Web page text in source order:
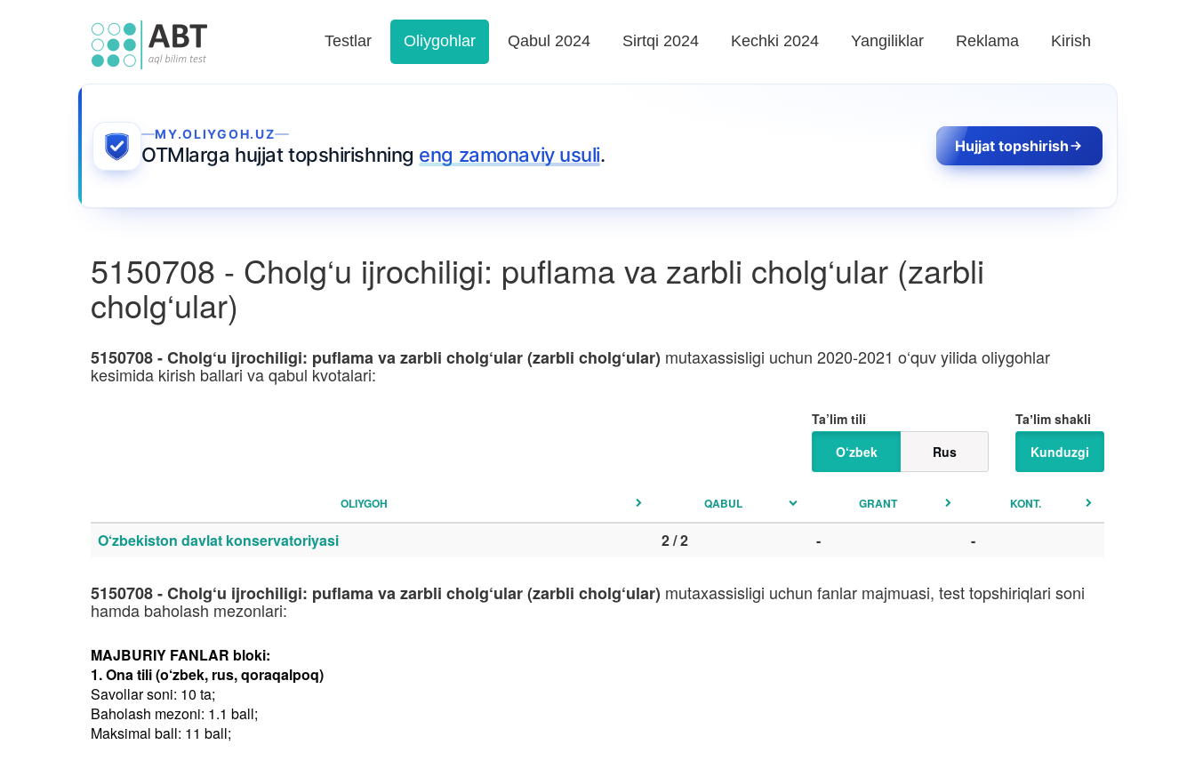
Testlar Oliygohlar Qabul 2024 Sirtqi 2024 Kechki 2024 Yangiliklar Reklama Kirish
MY.OLIYGOH.UZ
OTMlarga hujjat topshirishning eng zamonaviy usuli. Hujjat topshirish
5150708 - Cholg‘u ijrochiligi: puflama va zarbli cholg‘ular (zarbli
cholg‘ular)
5150708 - Cholg‘u ijrochiligi: puflama va zarbli cholg‘ular (zarbli cholg‘ular) mutaxassisligi uchun 2020-2021 o‘quv yilida oliygohlar
kesimida kirish ballari va qabul kvotalari:
Taʼlim shakli
Kunduzgi
Ta’lim tili
O‘zbek
Rus
OLIYGOH QABUL GRANT KONT.
O‘zbekiston davlat konservatoriyasi 2 / 2 - -
5150708 - Cholg‘u ijrochiligi: puflama va zarbli cholg‘ular (zarbli cholg‘ular) mutaxassisligi uchun fanlar majmuasi, test topshiriqlari soni
hamda baholash mezonlari:
MAJBURIY FANLAR bloki:
1. Ona tili (o‘zbek, rus, qoraqalpoq)
Savollar soni: 10 ta;
Baholash mezoni: 1.1 ball;
Maksimal ball: 11 ball;